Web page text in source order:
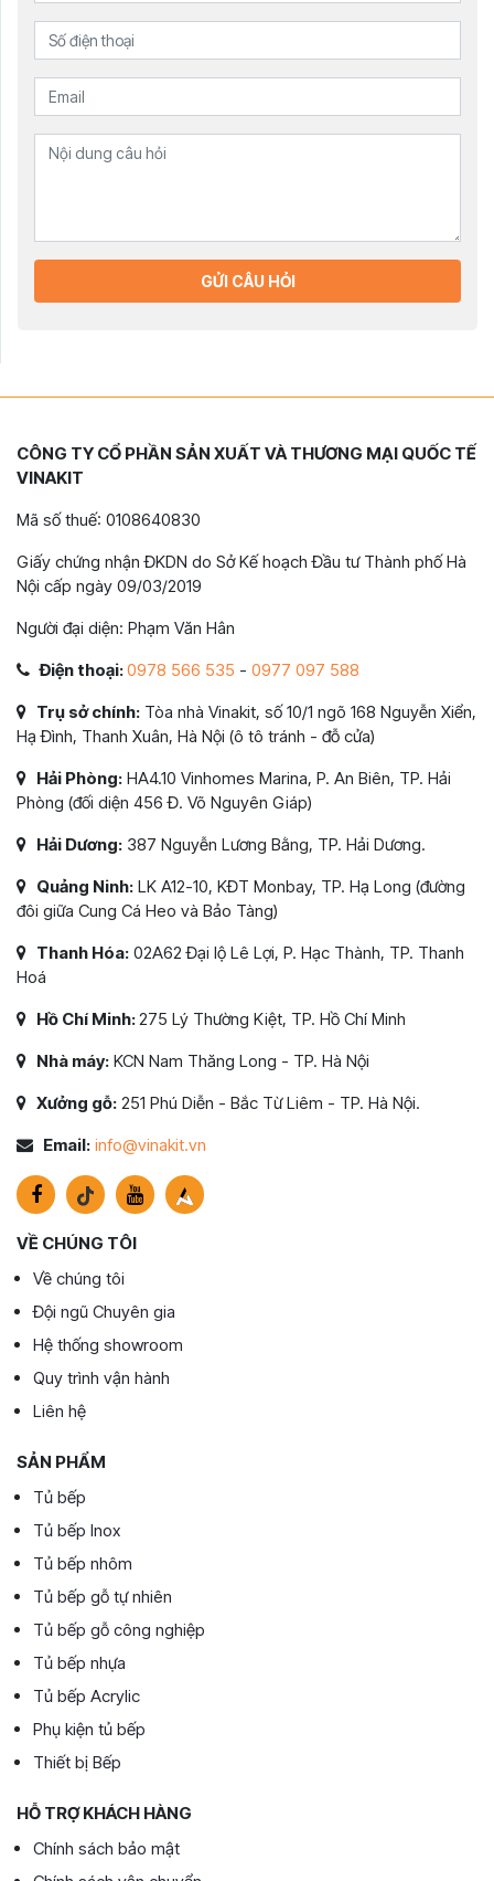
GỬI CÂU HỎI
CÔNG TY CỔ PHẦN SẢN XUẤT VÀ THƯƠNG MẠI QUỐC TẾ
VINAKIT
Mã số thuế: 0108640830
Giấy chứng nhận ĐKDN do Sở Kế hoạch Đầu tư Thành phố Hà
Nội cấp ngày 09/03/2019
Người đại diện: Phạm Văn Hân
Điện thoại:0978 566 535 - 0977 097 588
Trụ sở chính: Tòa nhà Vinakit, số 10/1 ngõ 168 Nguyễn Xiển,
Hạ Đình, Thanh Xuân, Hà Nội (ô tô tránh - đỗ cửa)
Hải Phòng: HA4.10 Vinhomes Marina, P. An Biên, TP. Hải
Phòng (đối diện 456 Đ. Võ Nguyên Giáp)
Hải Dương: 387 Nguyễn Lương Bằng, TP. Hải Dương.
Quảng Ninh: LK A12-10, KĐT Monbay, TP. Hạ Long (đường
đôi giữa Cung Cá Heo và Bảo Tàng)
Thanh Hóa: 02A62 Đại lộ Lê Lợi, P. Hạc Thành, TP. Thanh
Hoá
Hồ Chí Minh:275 Lý Thường Kiệt, TP. Hồ Chí Minh
Nhà máy: KCN Nam Thăng Long - TP. Hà Nội
Xưởng gỗ: 251 Phú Diễn - Bắc Từ Liêm - TP. Hà Nội.
Email: info@vinakit.vn
VỀ CHÚNG TÔI
Về chúng tôi
Đội ngũ Chuyên gia
Hệ thống showroom
Quy trình vận hành
Liên hệ
SẢN PHẨM
Tủ bếp
Tủ bếp Inox
Tủ bếp nhôm
Tủ bếp gỗ tự nhiên
Tủ bếp gỗ công nghiệp
Tủ bếp nhựa
Tủ bếp Acrylic
Phụ kiện tủ bếp
Thiết bị Bếp
HỖ TRỢ KHÁCH HÀNG
Chính sách bảo mật